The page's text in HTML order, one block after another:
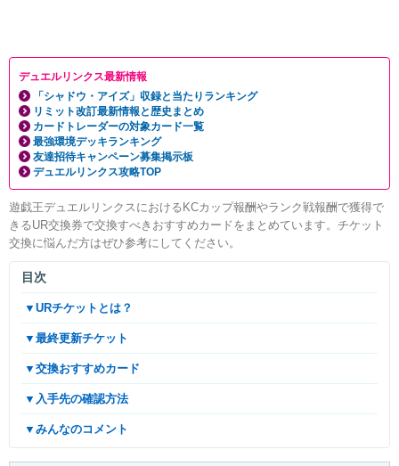
デュエルリンクス最新情報
「シャドウ・アイズ」収録と当たりランキング
リミット改訂最新情報と歴史まとめ
カードトレーダーの対象カード一覧
最強環境デッキランキング
友達招待キャンペーン募集掲示板
デュエルリンクス攻略TOP
遊戯王デュエルリンクスにおけるKCカップ報酬やランク戦報酬で獲得で
きるUR交換券で交換すべきおすすめカードをまとめています。チケット
交換に悩んだ方はぜひ参考にしてください。
目次
▼URチケットとは？
▼最終更新チケット
▼交換おすすめカード
▼入手先の確認方法
▼みんなのコメント